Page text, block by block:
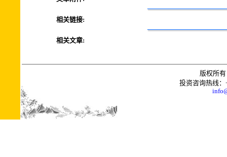
相关链接:
相关文章:
版权所
投资咨询热线：